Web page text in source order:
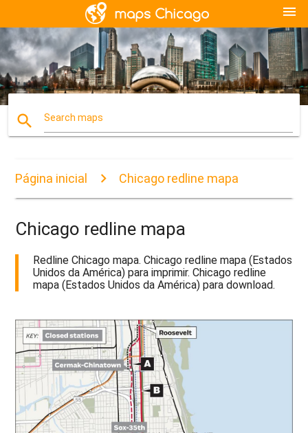
menu
search Search maps
Página inicial Chicago redline mapa
Chicago redline mapa
Redline Chicago mapa. Chicago redline mapa (Estados
Unidos da América) para imprimir. Chicago redline
mapa (Estados Unidos da América) para download.